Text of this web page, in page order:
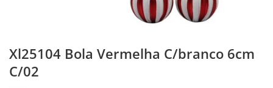
Xl25104 Bola Vermelha C/branco 6cm
C/02